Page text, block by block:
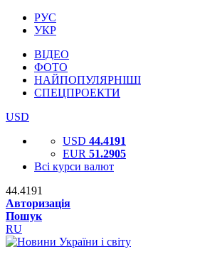
РУС
УКР
ВІДЕО
ФОТО
НАЙПОПУЛЯРНІШІ
СПЕЦПРОЕКТИ
USD
USD 44.4191
EUR 51.2905
Всі курси валют
44.4191
Авторизація
Пошук
RU